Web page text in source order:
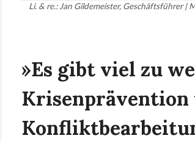
Li. & re.: Jan Gildemeister, Geschäftsführer
»Es gibt viel zu
Krisenprävention